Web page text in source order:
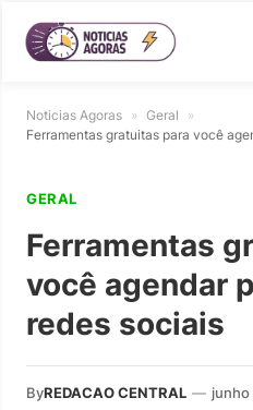
Noticias Agoras » Geral
»
Ferramentas gratuitas para você
GERAL
Ferramentas
você agendar
redes sociais
ByREDACAO CENTRAL — junho